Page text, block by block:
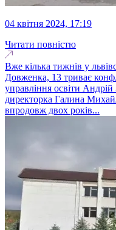
04 квітня 2024, 17:19
Читати повністю
Вже кілька тижнів у
Довженка, 13 триває
управління освіти
директорка Галина
впродовж двох років...